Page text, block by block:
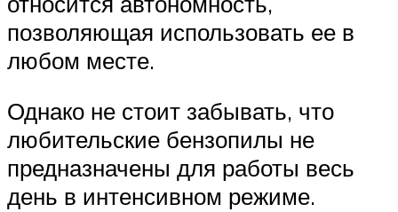
позволяющая использовать ее в
любом месте.
Однако не стоит забывать, что
любительские бензопилы не
предназначены для работы весь
день в интенсивном режиме.